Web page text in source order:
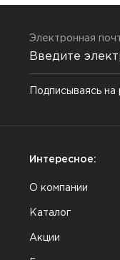
Электронная
Подписываясь
Интересное:
О компании
Каталог
Акции